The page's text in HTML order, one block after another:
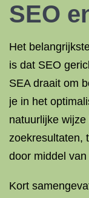
SEO
Het
is dat SEO
SEA draait om
je in het
natuurlijke
zoekresultaten,
door middel
Kort